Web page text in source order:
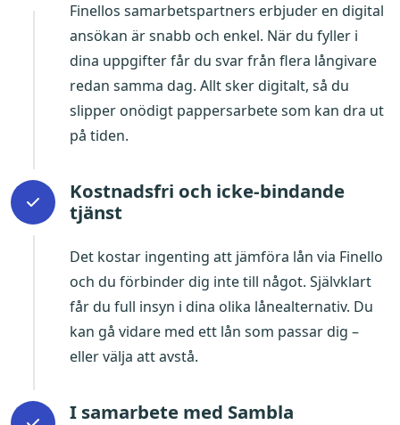
Finellos samarbetspartners erbjuder en digital
ansökan är snabb och enkel. När du fyller i
dina uppgifter får du svar från flera långivare
redan samma dag. Allt sker digitalt, så du
slipper onödigt pappersarbete som kan dra ut
på tiden.
Kostnadsfri och icke-bindande
tjänst
Det kostar ingenting att jämföra lån via Finello
och du förbinder dig inte till något. Självklart
får du full insyn i dina olika lånealternativ. Du
kan gå vidare med ett lån som passar dig –
eller välja att avstå.
I samarbete med Sambla